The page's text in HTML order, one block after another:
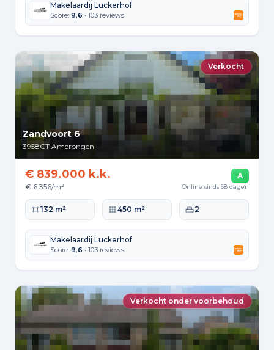
Makelaardij Luckerhof
Score: 9,6 • 103 reviews
Verkocht
Zandvoort 6
3958CT Amerongen
€ 839.000 k.k.
€ 6.356/m²
A
Online sinds 58 dagen
Woonoppervlakte
132 m² Perceeloppervlakte
450 m² Slaapkamers
2
Makelaardij Luckerhof
Score: 9,6 • 103 reviews
Verkocht onder voorbehoud